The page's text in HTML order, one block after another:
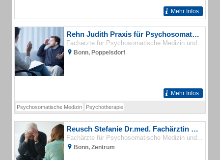
Mehr Infos
Rehn Judith Praxis für Psychosomatische Medizin u. Psychotherapie
Fachärzte für Psychosomatische Medizin und Psychotherapie
Bonn, Poppelsdorf
Mehr Infos
Psychosomatische Medizin Psychotherapie
Reusch Stefanie Dr.med. Fachärztin für Psychosomatische Medizin und Psychotherapie
Fachärzte für Psychosomatische Medizin und Psychotherapie
Bonn, Zentrum